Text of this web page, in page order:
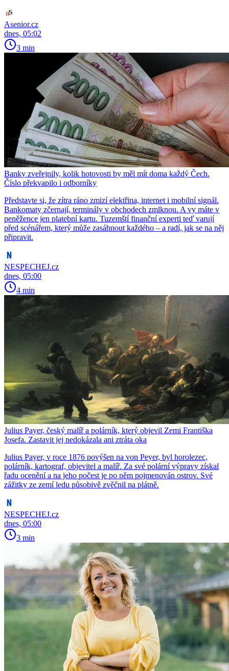
Asenior.cz
dnes, 05:02
3 min
Banky zveřejnily, kolik hotovosti by měl mít doma každý Čech.
Číslo překvapilo i odborníky
Představte si, že zítra ráno zmizí elektřina, internet i mobilní signál.
Bankomaty zčernají, terminály v obchodech zmlknou. A vy máte v
peněžence jen platební kartu. Tuzemští finanční experti teď varují
před scénářem, který může zasáhnout každého – a radí, jak se na něj
připravit.
NESPECHEJ.cz
dnes, 05:00
4 min
Julius Payer, český malíř a polárník, který objevil Zemi Františka
Josefa. Zastavit jej nedokázala ani ztráta oka
Julius Payer, v roce 1876 povýšen na von Peyer, byl horolezec,
polárník, kartograf, objevitel a malíř. Za své polární výpravy získal
řadu ocenění a na jeho počest je po něm pojmenován ostrov. Své
zážitky ze zemí ledu působivě zvěčnil na plátně.
NESPECHEJ.cz
dnes, 05:00
3 min